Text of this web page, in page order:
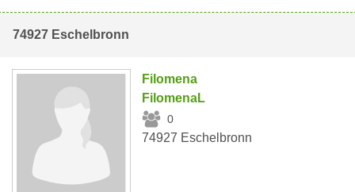
74927 Eschelbronn
Filomena
FilomenaL
0
74927 Eschelbronn